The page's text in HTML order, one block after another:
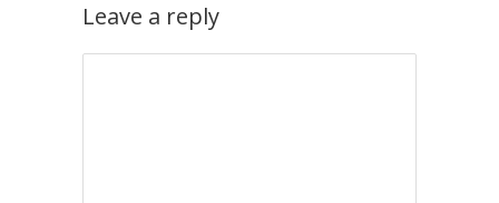
Leave a reply